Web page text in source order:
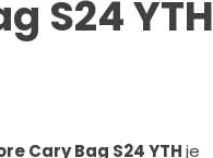
S24 YTH
Cary Bag S24 YTHje